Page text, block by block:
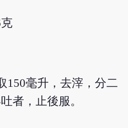
150毫升，去滓，分二
者，止後服。